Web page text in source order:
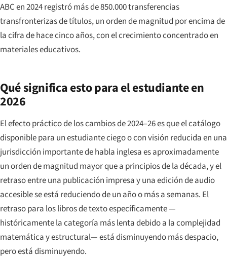
ABC en 2024 registró más de 850.000 transferencias
transfronterizas de títulos, un orden de magnitud por encima de
la cifra de hace cinco años, con el crecimiento concentrado en
materiales educativos.
Qué significa esto para el estudiante en
2026
El efecto práctico de los cambios de 2024–26 es que el catálogo
disponible para un estudiante ciego o con visión reducida en una
jurisdicción importante de habla inglesa es aproximadamente
un orden de magnitud mayor que a principios de la década, y el
retraso entre una publicación impresa y una edición de audio
accesible se está reduciendo de un año o más a semanas. El
retraso para los libros de texto específicamente —
históricamente la categoría más lenta debido a la complejidad
matemática y estructural— está disminuyendo más despacio,
pero está disminuyendo.